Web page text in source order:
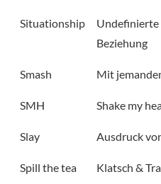
Situationship
Undefinierte
Beziehung
Smash Mit
SMH Shake my
Slay Ausdruck
Spill the tea Klatsch &